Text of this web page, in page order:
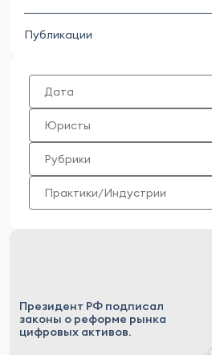
Публикации
Дата
Юристы
Рубрики
Практики/Индустрии
Президент РФ подписал
законы о реформе рынка
цифровых активов.